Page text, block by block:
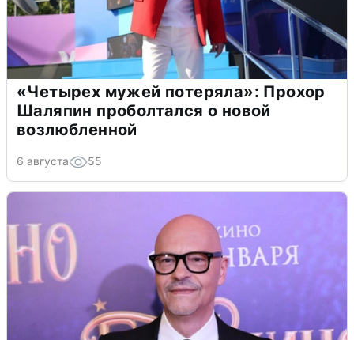
«Четырех мужей потеряла»: Прохор
Шаляпин проболтался о новой
возлюбленной
6 августа 55